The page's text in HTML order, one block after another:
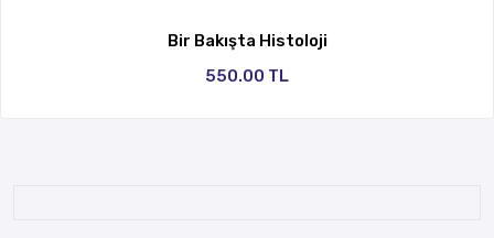
Bir Bakışta Histoloji
550.00 TL